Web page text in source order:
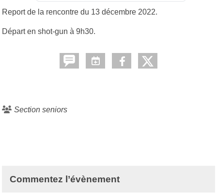
Report de la rencontre du 13 décembre 2022.
Départ en shot-gun à 9h30.
Section seniors
Commentez l’évènement